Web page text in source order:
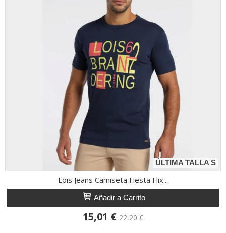
ÚLTIMA TALLA S
Lois Jeans Camiseta Fiesta Flix...
Añadir a Carrito
15,01 € 22,20 €